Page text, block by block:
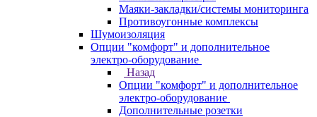
Маяки-закладки/системы мониторинга
Противоугонные комплексы
Шумоизоляция
Опции "комфорт" и дополнительное
электро-оборудование
Назад
Опции "комфорт" и дополнительное
электро-оборудование
Дополнительные розетки